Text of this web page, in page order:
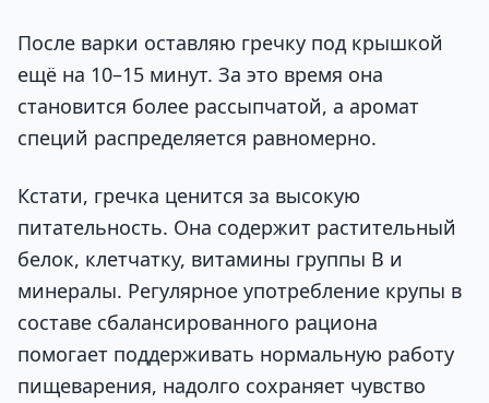
После варки оставляю гречку под крышкой
ещё на 10–15 минут. За это время она
становится более рассыпчатой, а аромат
специй распределяется равномерно.
Кстати, гречка ценится за высокую
питательность. Она содержит растительный
белок, клетчатку, витамины группы B и
минералы. Регулярное употребление крупы в
составе сбалансированного рациона
помогает поддерживать нормальную работу
пищеварения, надолго сохраняет чувство